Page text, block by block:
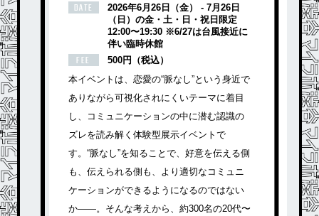
DATE
2026年6月26日（金） - 7月26日
（日）の金・土・日・祝日限定
12:00〜19:30 ※6/27は台風接近に
伴い臨時休館
FEE
500円（税込）
本イベントは、恋愛の“脈なし”という身近で
ありながら可視化されにくいテーマに着目
し、コミュニケーションの中に潜む認識の
ズレを読み解く体験型展示イベントで
す。“脈なし”を知ることで、好意を伝える側
も、伝えられる側も、より適切なコミュニ
ケーションができるようになるのではない
か——。そんな考えから、約300名の20代〜